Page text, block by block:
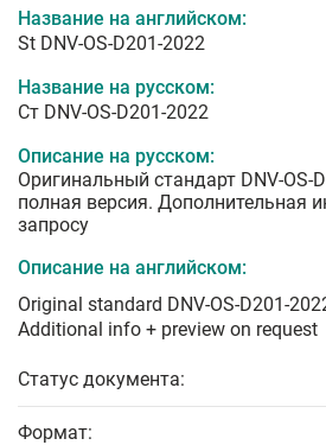
Название на английском:
St DNV-OS-D201-2022
Название на русском:
Ст DNV-OS-D201-2022
Описание на русском:
Оригинальный стандарт DNV-OS-
полная версия. Дополнительная
запросу
Описание на английском:
Original standard DNV-OS-D201-
Additional info + preview on request
Статус документа:
Формат: